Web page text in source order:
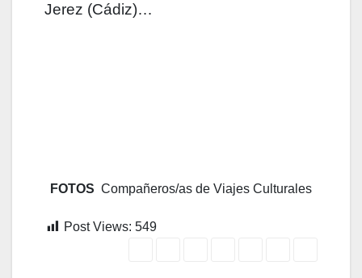
Jerez (Cádiz)…
FOTOS Compañeros/as de Viajes Culturales
Post Views: 549